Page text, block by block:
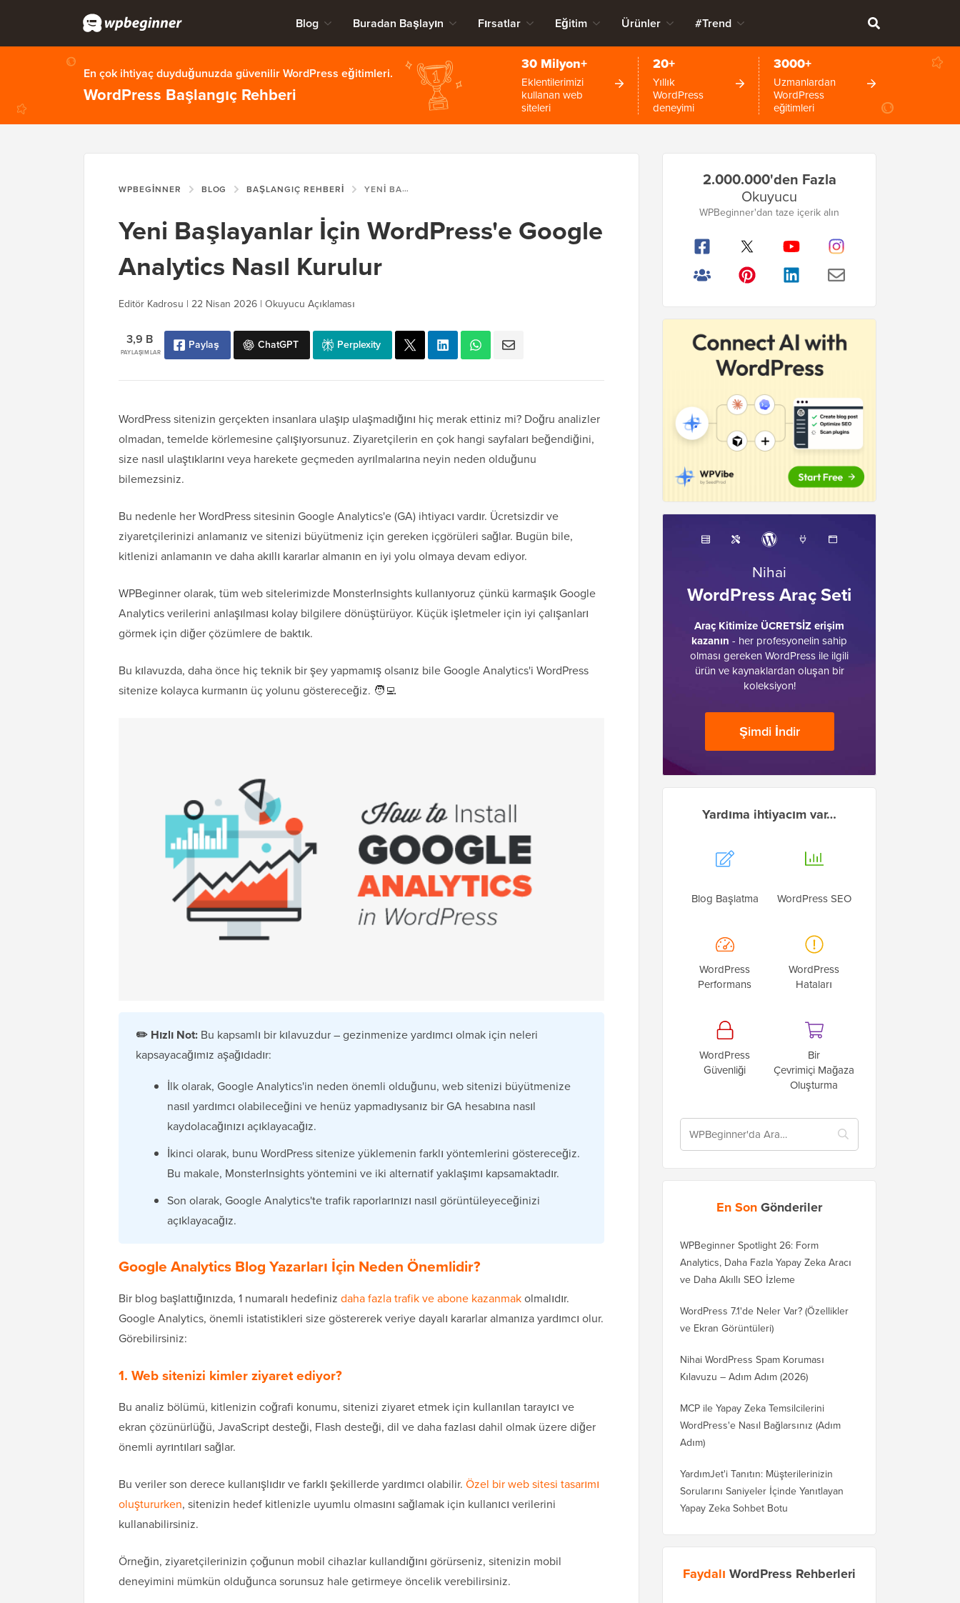
Blog Buradan Başlayın Fırsatlar Eğitim Ürünler #Trend
En çok ihtiyaç duyduğunuzda güvenilir WordPress eğitimleri.
WordPress Başlangıç Rehberi
30 Milyon+
Eklentilerimizi
kullanan web
siteleri
20+
Yıllık
WordPress
deneyimi
3000+
Uzmanlardan
WordPress
eğitimleri
WPBEGINNER BLOG BAŞLANGIÇ REHBERI YENI BAŞLAYANLAR İÇIN WORDPRESS'E GOOGLE ANALYTICS NASIL KURULUR
Yeni Başlayanlar İçin WordPress'e Google
Analytics Nasıl Kurulur
Editör Kadrosu | 22 Nisan 2026 | Okuyucu Açıklaması
PAYLAŞIMLAR
3,9 B Paylaş ChatGPT Perplexity
WordPress sitenizin gerçekten insanlara ulaşıp ulaşmadığını hiç merak ettiniz mi? Doğru analizler
olmadan, temelde körlemesine çalışıyorsunuz. Ziyaretçilerin en çok hangi sayfaları beğendiğini,
size nasıl ulaştıklarını veya harekete geçmeden ayrılmalarına neyin neden olduğunu
bilemezsiniz.
Bu nedenle her WordPress sitesinin Google Analytics'e (GA) ihtiyacı vardır. Ücretsizdir ve
ziyaretçilerinizi anlamanız ve sitenizi büyütmeniz için gereken içgörüleri sağlar. Bugün bile,
kitlenizi anlamanın ve daha akıllı kararlar almanın en iyi yolu olmaya devam ediyor.
WPBeginner olarak, tüm web sitelerimizde MonsterInsights kullanıyoruz çünkü karmaşık Google
Analytics verilerini anlaşılması kolay bilgilere dönüştürüyor. Küçük işletmeler için iyi çalışanları
görmek için diğer çözümlere de baktık.
Bu kılavuzda, daha önce hiç teknik bir şey yapmamış olsanız bile Google Analytics'i WordPress
sitenize kolayca kurmanın üç yolunu göstereceğiz. 🧑‍💻
✏️ Hızlı Not: Bu kapsamlı bir kılavuzdur – gezinmenize yardımcı olmak için neleri
kapsayacağımız aşağıdadır:
İlk olarak, Google Analytics'in neden önemli olduğunu, web sitenizi büyütmenize
nasıl yardımcı olabileceğini ve henüz yapmadıysanız bir GA hesabına nasıl
kaydolacağınızı açıklayacağız.
İkinci olarak, bunu WordPress sitenize yüklemenin farklı yöntemlerini göstereceğiz.
Bu makale, MonsterInsights yöntemini ve iki alternatif yaklaşımı kapsamaktadır.
Son olarak, Google Analytics'te trafik raporlarınızı nasıl görüntüleyeceğinizi
açıklayacağız.
Google Analytics Blog Yazarları İçin Neden Önemlidir?
Bir blog başlattığınızda, 1 numaralı hedefiniz daha fazla trafik ve abone kazanmakolmalıdır.
Google Analytics, önemli istatistikleri size göstererek veriye dayalı kararlar almanıza yardımcı olur.
Görebilirsiniz:
1. Web sitenizi kimler ziyaret ediyor?
Bu analiz bölümü, kitlenizin coğrafi konumu, sitenizi ziyaret etmek için kullanılan tarayıcı ve
ekran çözünürlüğü, JavaScript desteği, Flash desteği, dil ve daha fazlası dahil olmak üzere diğer
önemli ayrıntıları sağlar.
Bu veriler son derece kullanışlıdır ve farklı şekillerde yardımcı olabilir. Özel bir web sitesi tasarımı
oluştururken, sitenizin hedef kitlenizle uyumlu olmasını sağlamak için kullanıcı verilerini
kullanabilirsiniz.
Örneğin, ziyaretçilerinizin çoğunun mobil cihazlar kullandığını görürseniz, sitenizin mobil
deneyimini mümkün olduğunca sorunsuz hale getirmeye öncelik verebilirsiniz.
Kenar
Çubuğu
2.000.000'den Fazla
Okuyucu
WPBeginner'dan taze içerik alın
Nihai
WordPress Araç Seti
Araç Kitimize ÜCRETSİZ erişim
kazanın - her profesyonelin sahip
olması gereken WordPress ile ilgili
ürün ve kaynaklardan oluşan bir
koleksiyon!
Şimdi İndir
Yardıma ihtiyacım var…
Blog Başlatma WordPress SEO
WordPress
Performans
WordPress
Hataları
WordPress
Güvenliği
Bir
Çevrimiçi Mağaza
Oluşturma
En SonGönderiler
WPBeginner Spotlight 26: Form
Analytics, Daha Fazla Yapay Zeka Aracı
ve Daha Akıllı SEO İzleme
WordPress 7.1'de Neler Var? (Özellikler
ve Ekran Görüntüleri)
Nihai WordPress Spam Koruması
Kılavuzu – Adım Adım (2026)
MCP ile Yapay Zeka Temsilcilerini
WordPress'e Nasıl Bağlarsınız (Adım
Adım)
YardımJet'i Tanıtın: Müşterilerinizin
Sorularını Saniyeler İçinde Yanıtlayan
Yapay Zeka Sohbet Botu
Faydalı WordPress Rehberleri